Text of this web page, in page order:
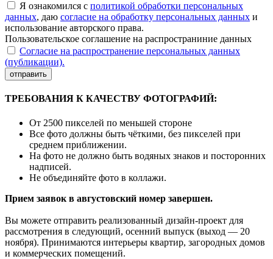
Я ознакомился с политикой обработки персональных
данных, даю согласие на обработку персональных данных и
использование авторского права.
Пользовательское соглашение на распространиние данных
Согласие на распространение персональных данных
(публикации).
отправить
ТРЕБОВАНИЯ К КАЧЕСТВУ ФОТОГРАФИЙ:
От 2500 пикселей по меньшей стороне
Все фото должны быть чёткими, без пикселей при
среднем приближении.
На фото не должно быть водяных знаков и посторонних
надписей.
Не объединяйте фото в коллажи.
Прием заявок в августовский номер завершен.
Вы можете отправить реализованный дизайн-проект для
рассмотрения в следующий, осенний выпуск (выход — 20
ноября). Принимаются интерьеры квартир, загородных домов
и коммерческих помещений.